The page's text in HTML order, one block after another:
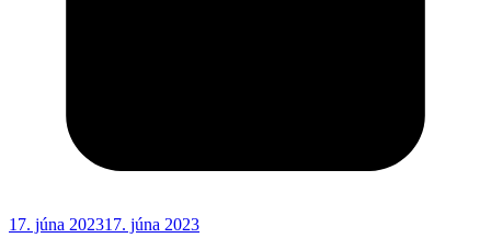
17. júna 202317. júna 2023